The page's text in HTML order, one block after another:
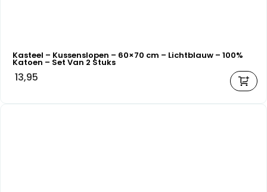
Kasteel – Kussenslopen – 60×70 cm – Lichtblauw – 100%
Katoen – Set Van 2 Stuks
13,95